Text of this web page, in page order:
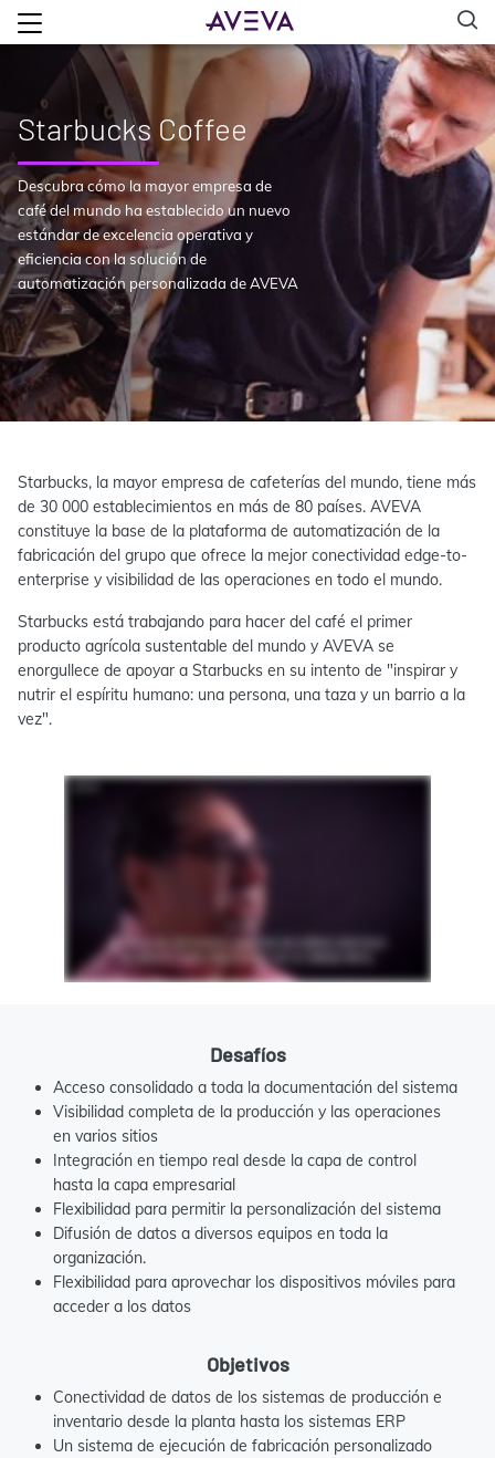
Starbucks Coffee
Descubra cómo la mayor empresa de
café del mundo ha establecido un nuevo
estándar de excelencia operativa y
eficiencia con la solución de
automatización personalizada de AVEVA
Starbucks, la mayor empresa de cafeterías del mundo, tiene más
de 30 000 establecimientos en más de 80 países. AVEVA
constituye la base de la plataforma de automatización de la
fabricación del grupo que ofrece la mejor conectividad edge-to-
enterprise y visibilidad de las operaciones en todo el mundo.
Starbucks está trabajando para hacer del café el primer
producto agrícola sustentable del mundo y AVEVA se
enorgullece de apoyar a Starbucks en su intento de "inspirar y
nutrir el espíritu humano: una persona, una taza y un barrio a la
vez".
Desafíos
Acceso consolidado a toda la documentación del sistema
Visibilidad completa de la producción y las operaciones
en varios sitios
Integración en tiempo real desde la capa de control
hasta la capa empresarial
Flexibilidad para permitir la personalización del sistema
Difusión de datos a diversos equipos en toda la
organización.
Flexibilidad para aprovechar los dispositivos móviles para
acceder a los datos
Objetivos
Conectividad de datos de los sistemas de producción e
inventario desde la planta hasta los sistemas ERP
Un sistema de ejecución de fabricación personalizado